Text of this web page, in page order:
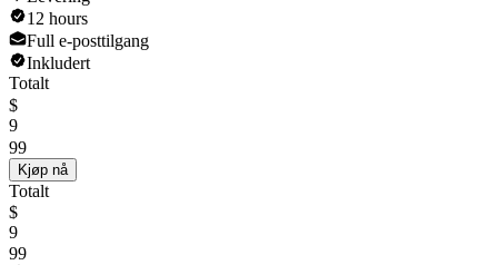
12 hours
Full e-posttilgang
Inkludert
Totalt
$
9
99
Kjøp nå
Totalt
$
9
99